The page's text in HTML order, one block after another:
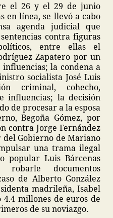
el 26 y el 29 de junio
en línea, se llevó a cabo
agenda judicial que
contra figuras
entre ellas el
Zapatero por un
la condena a
socialista José Luis
criminal, cohecho,
influencias; la decisión
de procesar a la esposa
Begoña Gómez, por
contra Jorge Fernández
Gobierno de Mariano
una trama ilegal
popular Luis Bárcenas
documentos
de Alberto González
madrileña, Isabel
4.4 millones de euros de
de su noviazgo.